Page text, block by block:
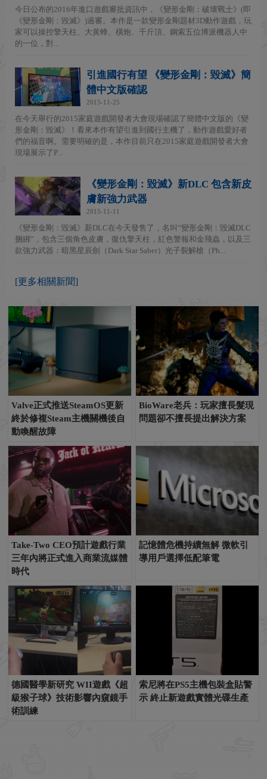
今日公布的2016年進口遊戲審批資訊中，《變形金剛：破壞戰士》(即
《變形金剛：毀滅》)過審。本作是一款變形金剛題材3D動作遊戲，玩
家可以操控擎天柱、大黃蜂、橫炮、千斤頂、鋼索五位博派機器人中
的一位，對...
引進國行有望 《變形金剛：毀滅》簡
體中文版確認
2015-11-25
在今天舉行的2015家庭遊戲開發者大會現場確認了簡體中文版的《變
形金剛：毀滅》！看來本作有望引進到國行主機了，動作遊戲愛好者
們的福音啊。需要明確的是，本作目前只在2015家庭遊戲開發者大會
現場展示了P...
《變形金剛：毀滅》新DLC 包含新皮
膚新強力武器
2015-11-11
《變形金剛：毀滅》新DLC在今天發售了，名叫“變形金剛：毀滅DLC
捆綁”，包含三個角色皮膚，復仇擎天柱，紅色警報和金飛蟲，以及三
款強力武器：暗黑星辰劍（Dark Star Saber）光子裂解槍（Ph...
[更多相關新聞]
Valve正式推送SteamOS更新
終於修複Steam主機關機後自
動喚醒故障
BioWare老兵：玩家擅長髮現
問題卻不擅長提出解決方案
Take-Two CEO預計遊戲行業
三年內將正式進入商業流媒體
時代
記憶體危機持續無解 微軟引
導用戶選擇低配筆電
德國醫學新研究 WII遊戲《超
級猴子球》技術影響內窺鏡手
術訓練
索尼將在PS5主機包裝盒貼警
示 終止新遊戲實體光碟生產